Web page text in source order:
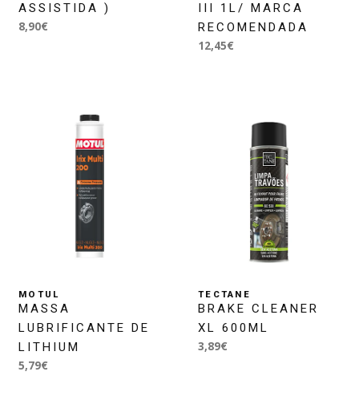
ASSISTIDA )
8,90€
III 1L/ MARCA
RECOMENDADA
12,45€
MOTUL
MASSA
LUBRIFICANTE DE
LITHIUM
5,79€
TECTANE
BRAKE CLEANER
XL 600ML
3,89€